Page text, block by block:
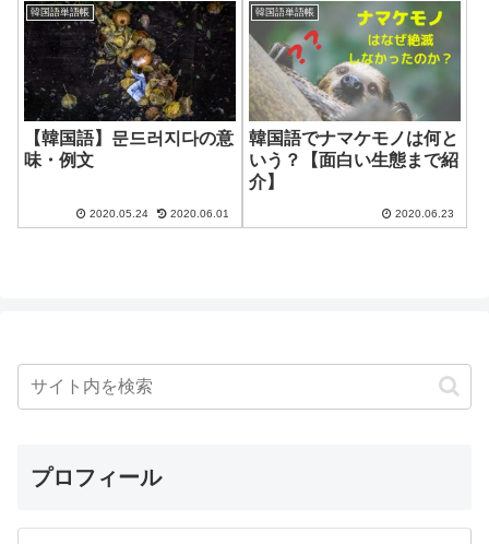
韓国語単語帳
【韓国語】문드러지다の意
味・例文
2020.05.24 2020.06.01
韓国語単語帳
韓国語でナマケモノは何と
いう？【面白い生態まで紹
介】
2020.06.23
プロフィール